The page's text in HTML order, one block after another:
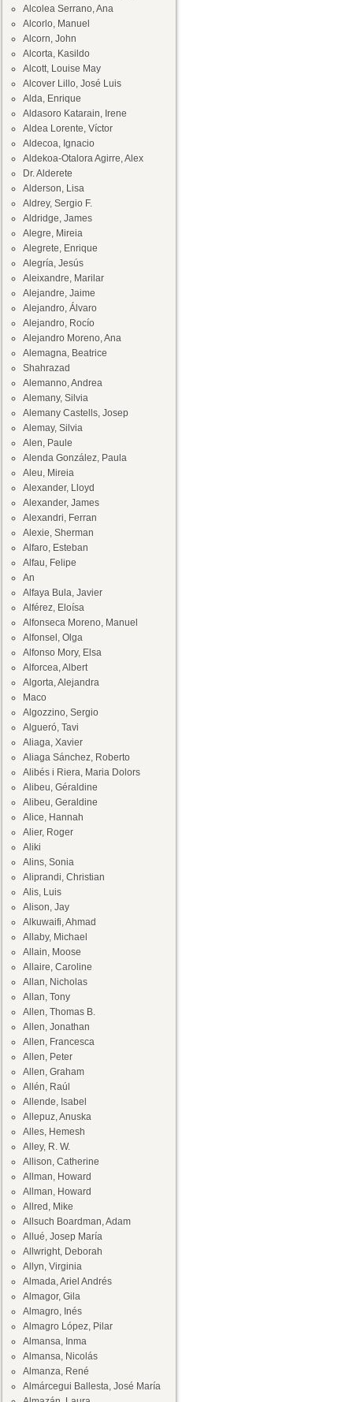
Alcolea Serrano, Ana
Alcorlo, Manuel
Alcorn, John
Alcorta, Kasildo
Alcott, Louise May
Alcover Lillo, José Luis
Alda, Enrique
Aldasoro Katarain, Irene
Aldea Lorente, Víctor
Aldecoa, Ignacio
Aldekoa-Otalora Agirre, Alex
Dr. Alderete
Alderson, Lisa
Aldrey, Sergio F.
Aldridge, James
Alegre, Mireia
Alegrete, Enrique
Alegría, Jesús
Aleixandre, Marilar
Alejandre, Jaime
Alejandro, Álvaro
Alejandro, Rocío
Alejandro Moreno, Ana
Alemagna, Beatrice
Shahrazad
Alemanno, Andrea
Alemany, Silvia
Alemany Castells, Josep
Alemay, Silvia
Alen, Paule
Alenda González, Paula
Aleu, Mireia
Alexander, Lloyd
Alexander, James
Alexandri, Ferran
Alexie, Sherman
Alfaro, Esteban
Alfau, Felipe
An
Alfaya Bula, Javier
Alférez, Eloísa
Alfonseca Moreno, Manuel
Alfonsel, Olga
Alfonso Mory, Elsa
Alforcea, Albert
Algorta, Alejandra
Maco
Algozzino, Sergio
Algueró, Tavi
Aliaga, Xavier
Aliaga Sánchez, Roberto
Alibés i Riera, Maria Dolors
Alibeu, Géraldine
Alibeu, Geraldine
Alice, Hannah
Alier, Roger
Aliki
Alins, Sonia
Aliprandi, Christian
Alis, Luis
Alison, Jay
Alkuwaifi, Ahmad
Allaby, Michael
Allain, Moose
Allaire, Caroline
Allan, Nicholas
Allan, Tony
Allen, Thomas B.
Allen, Jonathan
Allen, Francesca
Allen, Peter
Allen, Graham
Allén, Raúl
Allende, Isabel
Allepuz, Anuska
Alles, Hemesh
Alley, R. W.
Allison, Catherine
Allman, Howard
Allman, Howard
Allred, Mike
Allsuch Boardman, Adam
Allué, Josep María
Allwright, Deborah
Allyn, Virginia
Almada, Ariel Andrés
Almagor, Gila
Almagro, Inés
Almagro López, Pilar
Almansa, Inma
Almansa, Nicolás
Almanza, René
Almárcegui Ballesta, José María